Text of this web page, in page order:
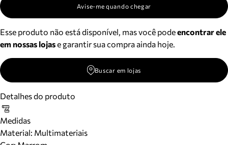
Avise-me quando chegar
Esse produto não está disponível, mas você podeencontrar ele
em nossas lojase garantir sua compra ainda hoje.
Buscar em lojas
Detalhes do produto
Medidas
Material: Multimateriais